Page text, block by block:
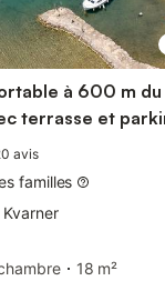
à 600 m du
terrasse et
avis
familles
18 m²